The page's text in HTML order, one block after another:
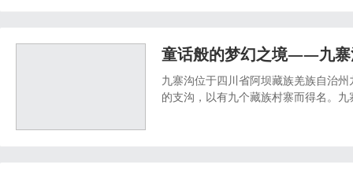
童话般的梦幻之境——九
九寨沟位于四川省阿坝藏族羌族自治
的支沟，以有九个藏族村寨而得名。